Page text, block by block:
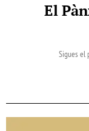
El
Sigues el